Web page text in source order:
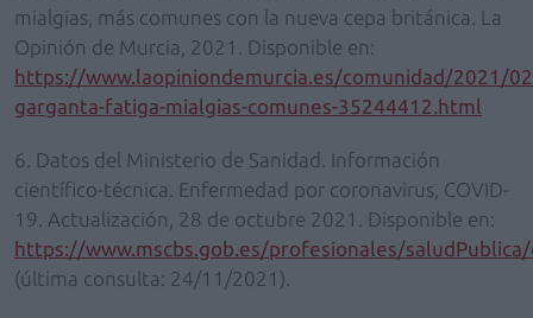
mialgias, más comunes con la nueva cepa británica. La
Opinión de Murcia, 2021. Disponible en:
https://www.laopiniondemurcia.es/comunidad/2021/
garganta-fatiga-mialgias-comunes-35244412.html
6. Datos del Ministerio de Sanidad. Información
científico-técnica. Enfermedad por coronavirus, COVID-
19. Actualización, 28 de octubre 2021. Disponible en:
https://www.mscbs.gob.es/profesionales/
(última consulta: 24/11/2021).